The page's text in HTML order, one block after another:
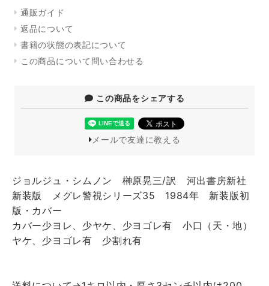
通販ガイド
返品について
書籍の状態の表記について
この商品について問い合わせる
この商品をシェアする
メールで友達に教える
ジョルジュ・シムノン 榊原晃三/訳 河出書房新社
新装版 メグレ警視シリーズ35 1984年 新装版初
版・カバー
カバー少ヨレ、少ヤケ、少ヨゴレ有 小口（天・地）
ヤケ、少ヨゴレ有 少割れ有